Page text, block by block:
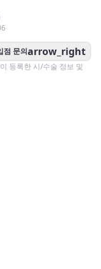
점 문의arrow_right
등록한 시/수술 정보 및